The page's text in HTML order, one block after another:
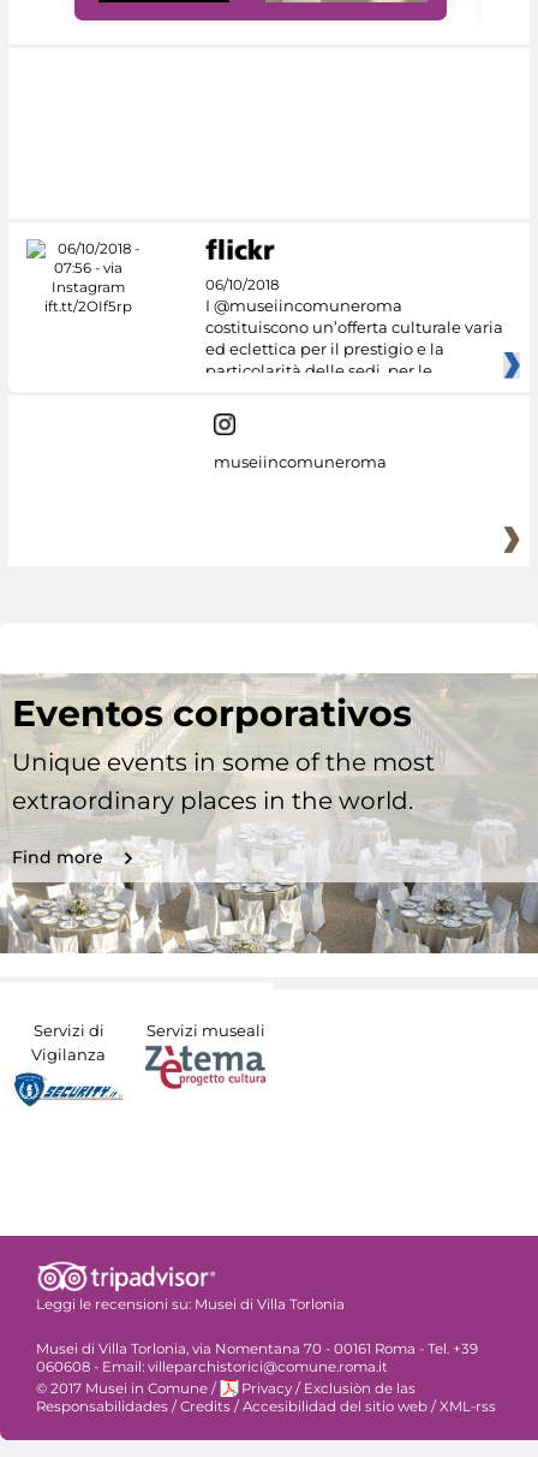
06/10/2018
I @museiincomuneroma
costituiscono un’offerta culturale varia
ed eclettica per il prestigio e la
particolarità delle sedi, per le
museiincomuneroma
Eventos corporativos
Unique events in some of the most
extraordinary places in the world.
Find more
Servizi di
Vigilanza
Servizi museali
Leggi le recensioni su: Musei di Villa Torlonia
Musei di Villa Torlonia, via Nomentana 70 - 00161 Roma - Tel. +39
060608 - Email: villeparchistorici@comune.roma.it
© 2017 Musei in Comune / Privacy / Exclusiòn de las
Responsabilidades / Credits / Accesibilidad del sitio web / XML-rss